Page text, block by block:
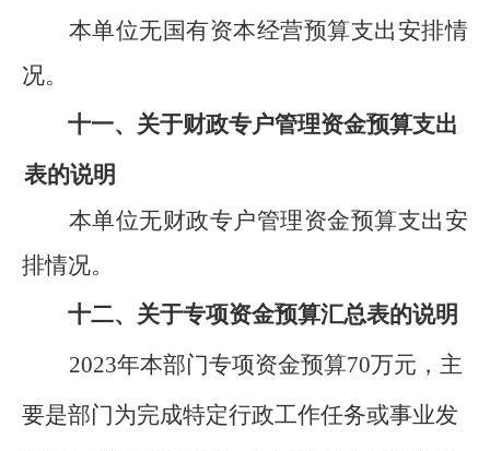
本单位无国有资本经营预算支出安排情
况。
十一、关于财政专户管理资金预算支出
表的说明
本单位无财政专户管理资金预算支出安
排情况。
十二、关于专项资金预算汇总表的说明
2023年本部门专项资金预算70万元，主
要是部门为完成特定行政工作任务或事业发